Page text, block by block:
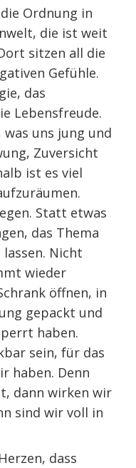
Ordnung in
die ist weit
sitzen all die
Gefühle.
das
Lebensfreude.
uns jung und
Zuversicht
ist es viel
Statt etwas
das Thema
Nicht
wieder
öffnen, in
gepackt und
haben.
sein, für das
haben. Denn
dann wirken wir
sind wir voll in
dass